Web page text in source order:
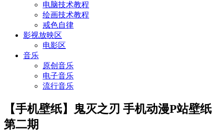
电脑技术教程
绘画技术教程
戒色自律
影视放映区
电影区
音乐
原创音乐
电子音乐
流行音乐
【手机壁纸】鬼灭之刃 手机动漫P站壁纸
第二期